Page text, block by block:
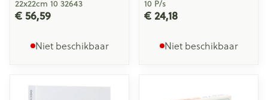
22x22cm 10 32643
€ 56,59
Niet beschikbaar
10 P/s
€ 24,18
Niet beschikbaar